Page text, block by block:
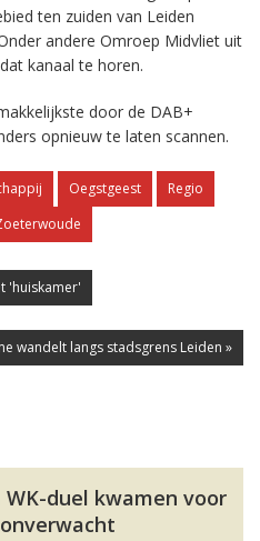
ten zuiden van Leiden
andere Omroep Midvliet uit
kanaal te horen.
door de DAB+
opnieuw te laten scannen.
Oegstgeest
Regio
'huiskamer'
wandelt langs stadsgrens Leiden »
duel kwamen voor